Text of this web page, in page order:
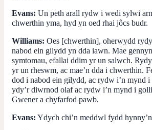
Evans: Un peth arall rydw i wedi sylwi
chwerthin yma, hyd yn oed rhai jôcs budr.
Williams: Oes [chwerthin], oherwydd
nabod ein gilydd yn dda iawn. Mae
symtomau, efallai ddim yr un salwch.
yr un rheswm, ac mae’n dda i chwerthin.
dod i nabod ein gilydd, ac rydw i’n mynd
ydy’r diwrnod olaf ac rydw i’n mynd i
Gwener a chyfarfod pawb.
Evans: Ydych chi’n meddwl fydd